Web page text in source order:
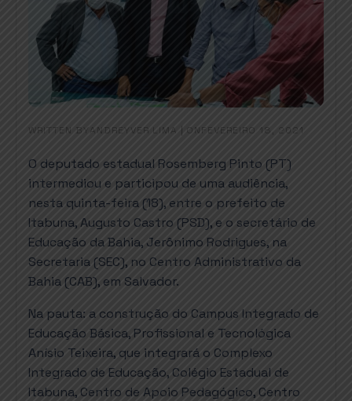
WRITTEN BY ANDREYVER LIMA ON FEVEREIRO 18, 2021
O deputado estadual Rosemberg Pinto (PT)
intermediou e participou de uma audiência,
nesta quinta-feira (18), entre o prefeito de
Itabuna, Augusto Castro (PSD), e o secretário de
Educação da Bahia, Jerônimo Rodrigues, na
Secretaria (SEC), no Centro Administrativo da
Bahia (CAB), em Salvador.
Na pauta: a construção do Campus Integrado de
Educação Básica, Profissional e Tecnológica
Anísio Teixeira, que integrará o Complexo
Integrado de Educação, Colégio Estadual de
Itabuna, Centro de Apoio Pedagógico, Centro